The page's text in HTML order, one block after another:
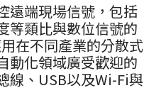
遠端現場信號，包括
等類比與數位信號的
在不同產業的分散式
動化領域廣受歡迎的
線、USB以及Wi-Fi與